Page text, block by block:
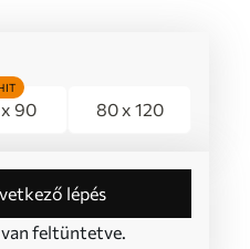
90 80 x 120
lépés
van feltüntetve.